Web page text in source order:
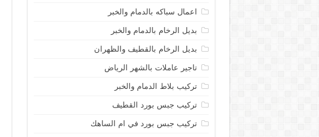
اعمال سباكه بالدمام والخبر
بديل الرخام بالدمام والخبر
بديل الرخام بالقطيف والظهران
تاجير عاملات بالشهر الرياض
تركيب بلاط الدمام والخبر
تركيب جبس بورد القطيف
تركيب جبس بورد في ام الساهك